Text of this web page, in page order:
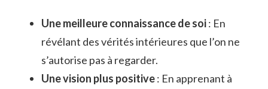
Une meilleure connaissance de soi: En
révélant des vérités intérieures que l’on ne
s’autorise pas à regarder.
Une vision plus positive: En apprenant à